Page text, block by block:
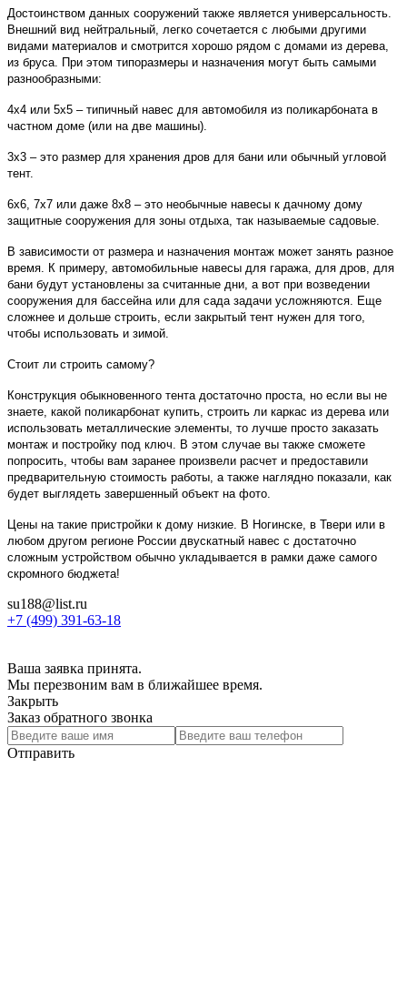
Достоинством данных сооружений также является универсальность.
Внешний вид нейтральный, легко сочетается с любыми другими
видами материалов и смотрится хорошо рядом с домами из дерева,
из бруса. При этом типоразмеры и назначения могут быть самыми
разнообразными:
4х4 или 5х5 – типичный навес для автомобиля из поликарбоната в
частном доме (или на две машины).
3х3 – это размер для хранения дров для бани или обычный угловой
тент.
6х6, 7х7 или даже 8х8 – это необычные навесы к дачному дому
защитные сооружения для зоны отдыха, так называемые садовые.
В зависимости от размера и назначения монтаж может занять разное
время. К примеру, автомобильные навесы для гаража, для дров, для
бани будут установлены за считанные дни, а вот при возведении
сооружения для бассейна или для сада задачи усложняются. Еще
сложнее и дольше строить, если закрытый тент нужен для того,
чтобы использовать и зимой.
Стоит ли строить самому?
Конструкция обыкновенного тента достаточно проста, но если вы не
знаете, какой поликарбонат купить, строить ли каркас из дерева или
использовать металлические элементы, то лучше просто заказать
монтаж и постройку под ключ. В этом случае вы также сможете
попросить, чтобы вам заранее произвели расчет и предоставили
предварительную стоимость работы, а также наглядно показали, как
будет выглядеть завершенный объект на фото.
Цены на такие пристройки к дому низкие. В Ногинске, в Твери или в
любом другом регионе России двускатный навес с достаточно
сложным устройством обычно укладывается в рамки даже самого
скромного бюджета!
su188@list.ru
+7 (499) 391-63-18
Ваша заявка принята.
Мы перезвоним вам в ближайшее время.
Закрыть
Заказ обратного звонка
Отправить